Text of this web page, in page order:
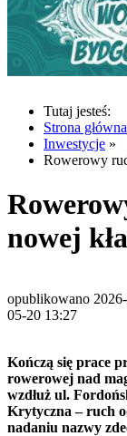
Tutaj jesteś:
Strona główna
Inwestycje »
Rowerowy
nowej
opublikowano
05-20 13:27
Kończą się prace
rowerowej nad
wzdłuż ul.
Krytyczna – ruch
nadaniu nazwy